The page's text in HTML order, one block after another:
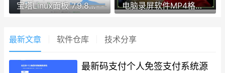
宝塔Linux面板 7.9.8版本安装命令 电脑录屏软件MP4格式屏幕声音录像录制模式工具直播1080P无水印
最新文章 软件仓库 技术分享
最新码支付个人免签支付系统源